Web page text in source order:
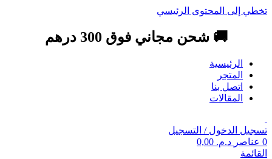
تخطي إلى المحتوى الرئيسي
🚚 شحن مجاني فوق 300 درهم
الرئيسية
المتجر
اتصل بنا
المقالات
تسجيل الدخول / التسجيل
0 عناصر د.م.
القائمة